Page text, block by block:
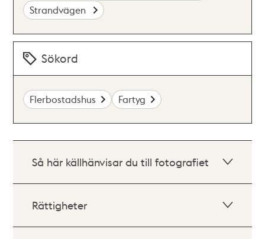
Strandvägen
Sökord
Flerbostadshus Fartyg
Så här källhänvisar du till fotografiet
Rättigheter